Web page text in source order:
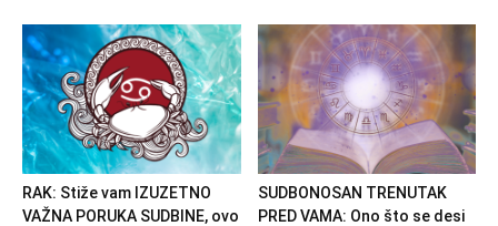
RAK: Stiže vam IZUZETNO
VAŽNA PORUKA SUDBINE, ovo
SUDBONOSAN TRENUTAK
PRED VAMA: Ono što se desi